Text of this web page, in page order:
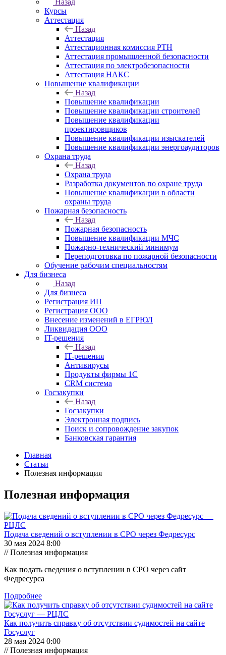
Назад
Курсы
Аттестация
Назад
Аттестация
Аттестационная комиссия РТН
Аттестация промышленной безопасности
Аттестация по электробезопасности
Аттестация НАКС
Повышение квалификации
Назад
Повышение квалификации
Повышение квалификации строителей
Повышение квалификации
проектировщиков
Повышение квалификации изыскателей
Повышение квалификации энергоаудиторов
Охрана труда
Назад
Охрана труда
Разработка документов по охране труда
Повышение квалификации в области
охраны труда
Пожарная безопасность
Назад
Пожарная безопасность
Повышение квалификации МЧС
Пожарно-технический минимум
Переподготовка по пожарной безопасности
Обучение рабочим специальностям
Для бизнеса
Назад
Для бизнеса
Регистрация ИП
Регистрация ООО
Внесение изменений в ЕГРЮЛ
Ликвидация ООО
IT-решения
Назад
IT-решения
Антивирусы
Продукты фирмы 1C
CRM система
Госзакупки
Назад
Госзакупки
Электронная подпись
Поиск и сопровождение закупок
Банковская гарантия
Главная
Статьи
Полезная информация
Полезная информация
Подача сведений о вступлении в СРО через Федресурс
30 мая 2024 8:00
// Полезная информация
Как подать сведения о вступлении в СРО через сайт
Федресурса
Подробнее
Как получить справку об отсутствии судимостей на сайте
Госуслуг
28 мая 2024 0:00
// Полезная информация